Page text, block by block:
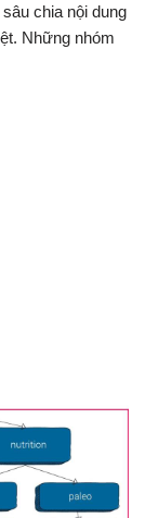
chia nội dung
Những nhóm